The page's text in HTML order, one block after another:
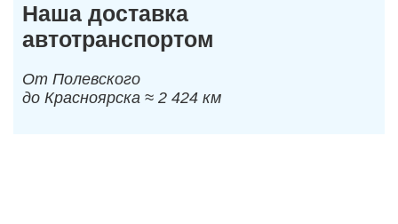
Наша доставка
автотранспортом
От Полевского
до Красноярска ≈ 2 424 км